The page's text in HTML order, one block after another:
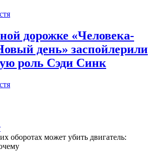
дорожке «Человека-
день» заспойлерили
роль Сэди Синк
оборотах может убить двигатель: